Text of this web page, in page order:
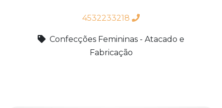
4532233218
Confecções Femininas - Atacado e
Fabricação